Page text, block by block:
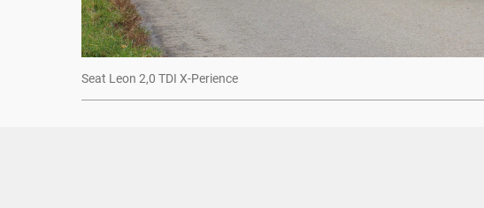
Seat Leon 2,0 TDI X-Perience